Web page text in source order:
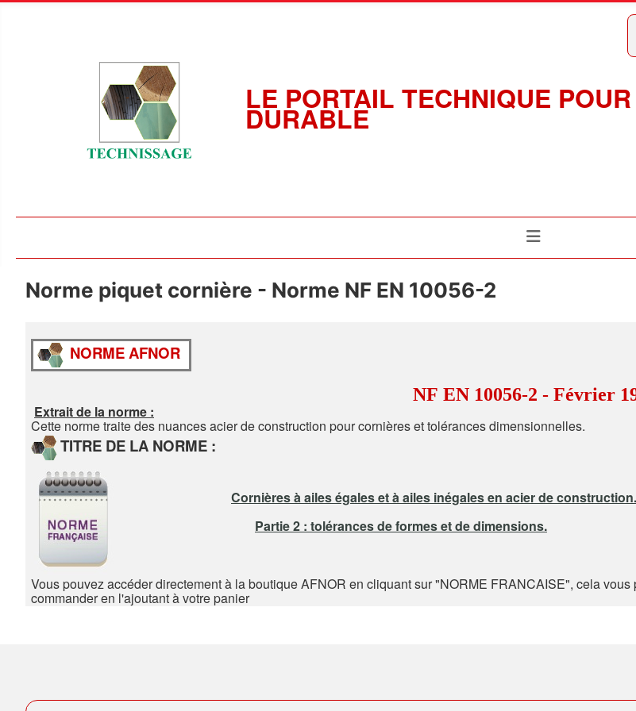
LE PORTAIL TECHNIQUE
DURABLE
Norme piquet cornière - Norme NF EN 10056-2
NORME AFNOR
NF EN 10056-2 - Février
Extrait de la norme :
Cette norme traite des nuances acier de construction pour cornières et tolérances dimensionnelles.
TITRE DE LA NORME :
Cornières à ailes égales et à ailes inégales en acier de construction.
Partie 2 : tolérances de formes et de dimensions.
Vous pouvez accéder directement à la boutique AFNOR en cliquant sur "NORME FRANCAISE", cela
commander en l'ajoutant à votre panier